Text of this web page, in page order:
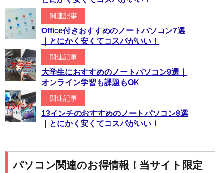
関連記事
Office付きおすすめのノートパソコン7選
｜とにかく安くてコスパがいい！
関連記事
大学生におすすめのノートパソコン9選｜
オンライン学習も課題もOK
関連記事
13インチのおすすめのノートパソコン8選
｜とにかく安くてコスパがいい！
パソコン関連のお得情報！当サイト限定